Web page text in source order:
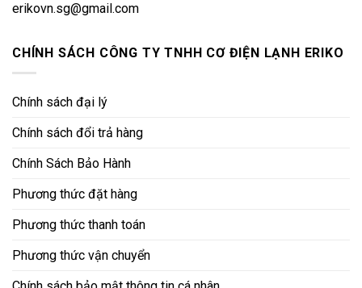
erikovn.sg@gmail.com
CHÍNH SÁCH CÔNG TY TNHH CƠ ĐIỆN LẠNH ERIKO
Chính sách đại lý
Chính sách đổi trả hàng
Chính Sách Bảo Hành
Phương thức đặt hàng
Phương thức thanh toán
Phương thức vận chuyển